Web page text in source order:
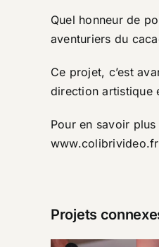
Quel honneur de
aventuriers du
Ce projet, c’est
direction artistique
Pour en savoir
www.colibrivideo.fr
Projets